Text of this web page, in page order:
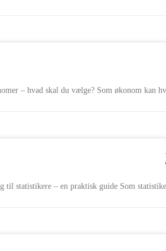
– hvad skal du vælge? Som økonom kan
til statistikere – en praktisk guide Som